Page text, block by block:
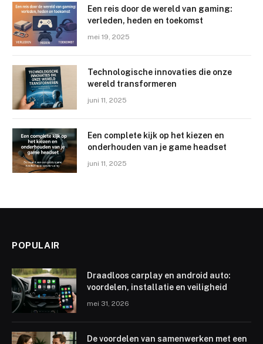
Een reis door de wereld van gaming:
verleden, heden en toekomst
mei 19, 2025
Technologische innovaties die onze
wereld transformeren
juni 11, 2025
Een complete kijk op het kiezen en
onderhouden van je game headset
juni 11, 2025
POPULAIR
Draadloos carplay en android auto:
voordelen, installatie en veiligheid
mei 31, 2026
De voordelen van samenwerken met een